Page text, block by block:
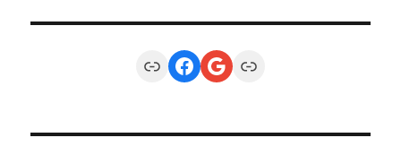
LinkFacebook
Google
Link